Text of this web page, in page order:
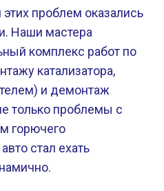
проблем оказались
Наши мастера
комплекс работ по
катализатора,
и демонтаж
только проблемы с
горючего
стал ехать